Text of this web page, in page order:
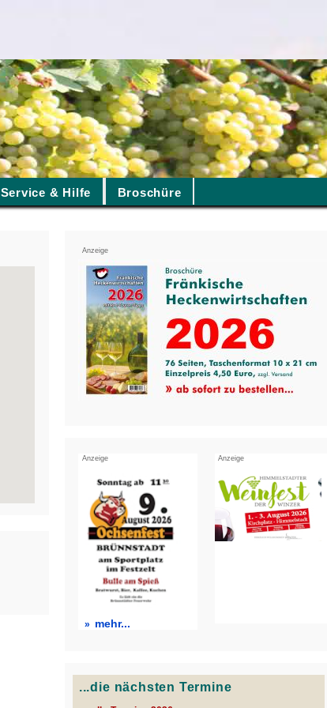
Service & Hilfe Broschüre
Anzeige
Anzeige
mehr...
Anzeige
...die nächsten Termine